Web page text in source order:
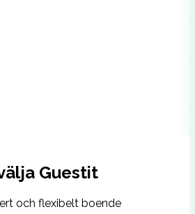
Guestit
och flexibelt boende